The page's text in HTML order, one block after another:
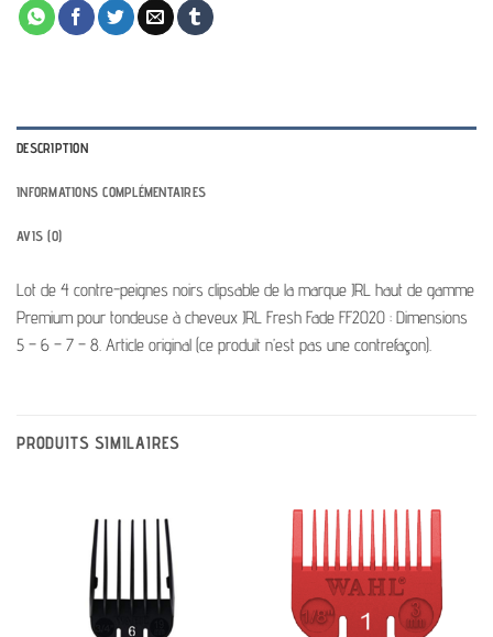
DESCRIPTION
INFORMATIONS COMPLÉMENTAIRES
AVIS (0)
Lot de 4 contre-peignes noirs clipsable de la marque JRL haut de gamme
Premium pour tondeuse à cheveux JRL Fresh Fade FF2020 : Dimensions
5 – 6 – 7 – 8. Article original (ce produit n’est pas une contrefaçon).
PRODUITS SIMILAIRES